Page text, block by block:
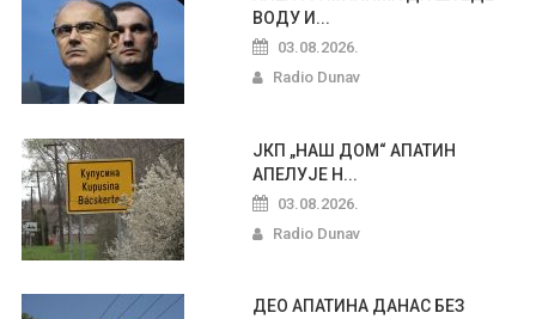
ВОДУ И...
03.08.2026.
Radio Dunav
ЈКП „НАШ ДОМ“ АПАТИН
АПЕЛУЈЕ Н...
03.08.2026.
Radio Dunav
ДЕО АПАТИНА ДАНАС БЕЗ